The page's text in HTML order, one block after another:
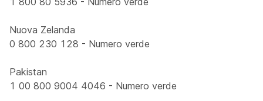
Nuova Zelanda
0 800 230 128 - Numero verde
Pakistan
1 00 800 9004 4046 - Numero verde